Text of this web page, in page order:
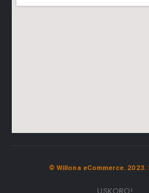
© Willona eCommerce. 2023.